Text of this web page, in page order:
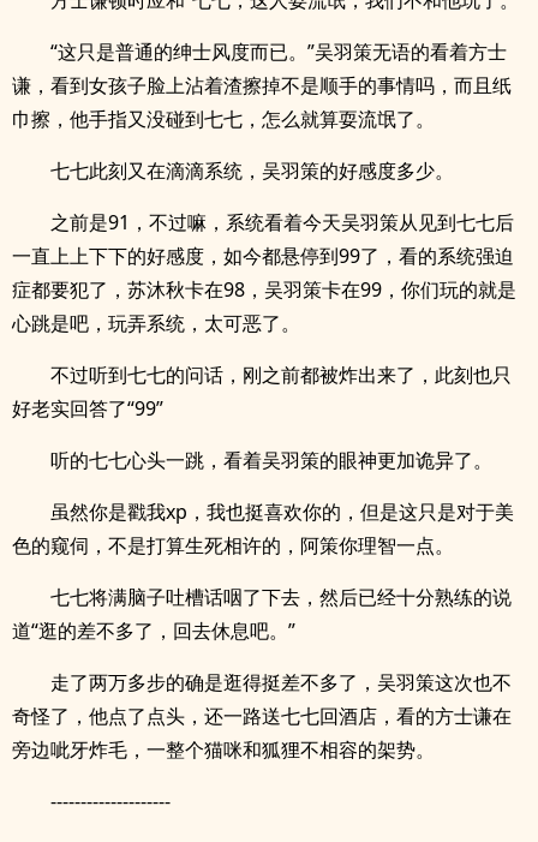
“这只是普通的绅士风度而已。”吴羽策无语的看着方士
谦，看到女孩子脸上沾着渣擦掉不是顺手的事情吗，而且纸
巾擦，他手指又没碰到七七，怎么就算耍流氓了。
七七此刻又在滴滴系统，吴羽策的好感度多少。
之前是91，不过嘛，系统看着今天吴羽策从见到七七后
一直上上下下的好感度，如今都悬停到99了，看的系统强迫
症都要犯了，苏沐秋卡在98，吴羽策卡在99，你们玩的就是
心跳是吧，玩弄系统，太可恶了。
不过听到七七的问话，刚之前都被炸出来了，此刻也只
好老实回答了“99”
听的七七心头一跳，看着吴羽策的眼神更加诡异了。
虽然你是戳我xp，我也挺喜欢你的，但是这只是对于美
色的窥伺，不是打算生死相许的，阿策你理智一点。
七七将满脑子吐槽话咽了下去，然后已经十分熟练的说
道“逛的差不多了，回去休息吧。”
走了两万多步的确是逛得挺差不多了，吴羽策这次也不
奇怪了，他点了点头，还一路送七七回酒店，看的方士谦在
旁边呲牙炸毛，一整个猫咪和狐狸不相容的架势。
--------------------